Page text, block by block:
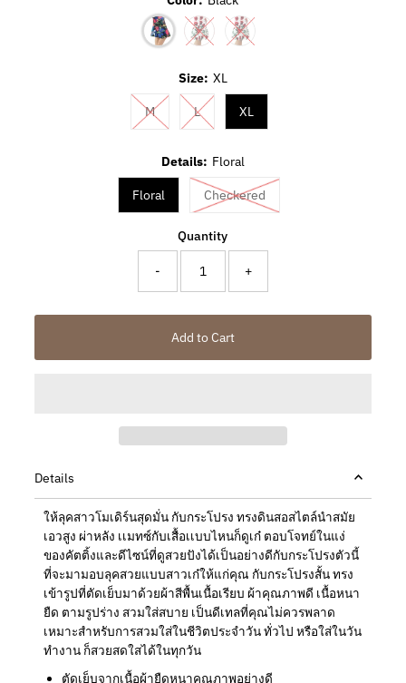
Variant sold out or unavailable
Variant sold out or
Size: XL
MVariant sold out or unavailable
LVariant sold out or unavailable
XL
Details: Floral
Floral Checkered
Quantity
- +
Details
ให้ลุคสาวโมเดิร์นสุดมั่น กับกระโปรง ทรงดินสอสไตล์นำสมัย
เอวสูง ผ่าหลัง เเมทซ์กับเสื้อเเบบไหนก็ดูเก๋ ตอบโจทย์ในแง่
ของคัตติ้งและดีไซน์ที่ดูสวยปังได้เป็นอย่างดีกับกระโปรงตัวนี้
ที่จะมามอบลุคสวยแบบสาวเก๋ให้แก่คุณ กับกระโปรงสั้น ทรง
เข้ารูปที่ตัดเย็บมาด้วยผ้าสีพื้นเนื้อเรียบ ผ้าคุณภาพดี เนื้อหนา
ยืด ตามรูปร่าง สวมใส่สบาย เป็นดีเทลที่คุณไม่ควรพลาด
เหมาะสำหรับการสวมใส่ในชีวิตประจำวัน ทั่วไป หรือใส่ในวัน
ทำงาน ก็สวยสดใสได้ในทุกวัน
ตัดเย็บจากเนื้อผ้ายืดหนาคุณภาพอย่างดี